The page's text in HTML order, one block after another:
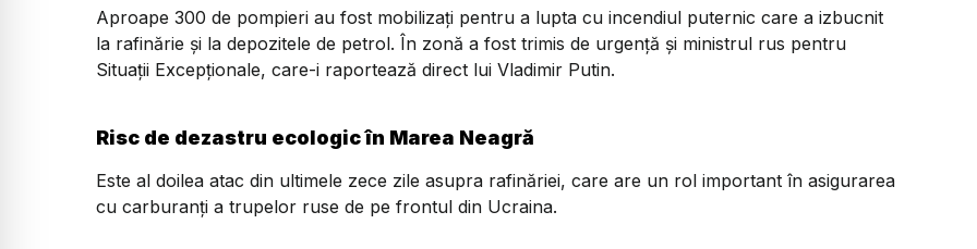
Aproape 300 de pompieri au fost mobilizați pentru a lupta cu incendiul puternic care a izbucnit
la rafinărie și la depozitele de petrol. În zonă a fost trimis de urgență și ministrul rus pentru
Situații Excepționale, care-i raportează direct lui Vladimir Putin.
Risc de dezastru ecologic în Marea Neagră
Este al doilea atac din ultimele zece zile asupra rafinăriei, care are un rol important în asigurarea
cu carburanți a trupelor ruse de pe frontul din Ucraina.